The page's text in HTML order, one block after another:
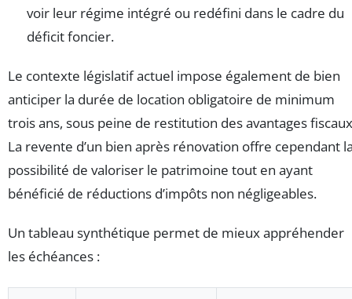
voir leur régime intégré ou redéfini dans le cadre du
déficit foncier.
Le contexte législatif actuel impose également de bien
anticiper la durée de location obligatoire de minimum
trois ans, sous peine de restitution des avantages
La revente d’un bien après rénovation offre cependant
possibilité de valoriser le patrimoine tout en ayant
bénéficié de réductions d’impôts non négligeables.
Un tableau synthétique permet de mieux appréhender
les échéances :